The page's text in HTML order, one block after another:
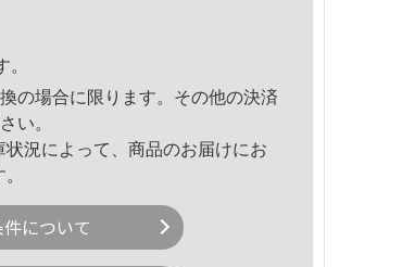
の場合に限ります。その他の決済
い。
況によって、商品のお届けにお
について